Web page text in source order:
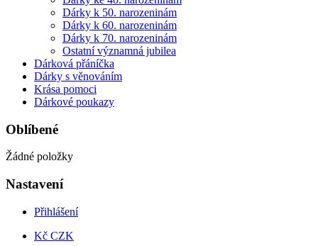
Dárky k 50. narozeninám
Dárky k 60. narozeninám
Dárky k 70. narozeninám
Ostatní významná jubilea
Dárková přáníčka
Dárky s věnováním
Krása pomoci
Dárkové poukazy
Oblíbené
Žádné položky
Nastavení
Přihlášení
Kč CZK